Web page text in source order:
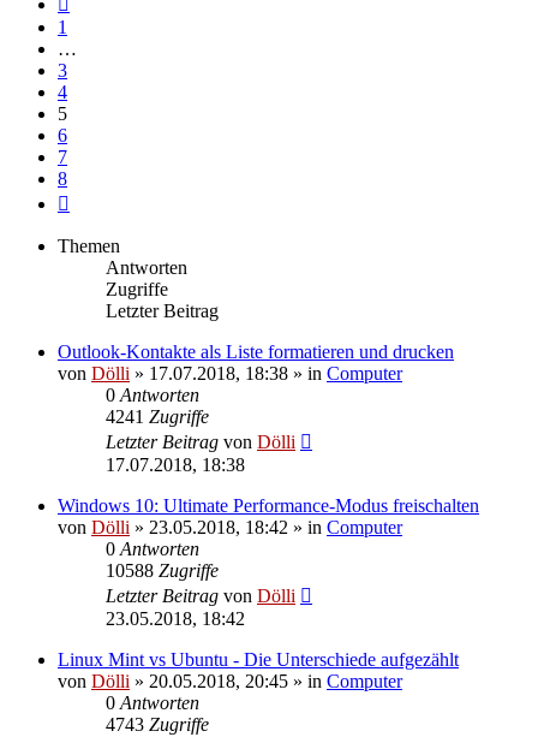
1
…
3
4
5
6
7
8
Themen
Antworten
Zugriffe
Letzter Beitrag
Outlook-Kontakte als Liste formatieren und drucken
von Dölli » 17.07.2018, 18:38 » in Computer
0 Antworten
4241 Zugriffe
Letzter Beitrag von Dölli
17.07.2018, 18:38
Windows 10: Ultimate Performance-Modus freischalten
von Dölli » 23.05.2018, 18:42 » in Computer
0 Antworten
10588 Zugriffe
Letzter Beitrag von Dölli
23.05.2018, 18:42
Linux Mint vs Ubuntu - Die Unterschiede aufgezählt
von Dölli » 20.05.2018, 20:45 » in Computer
0 Antworten
4743 Zugriffe